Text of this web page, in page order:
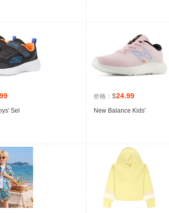
Sel
价格： $24.99
New Balance Kids'